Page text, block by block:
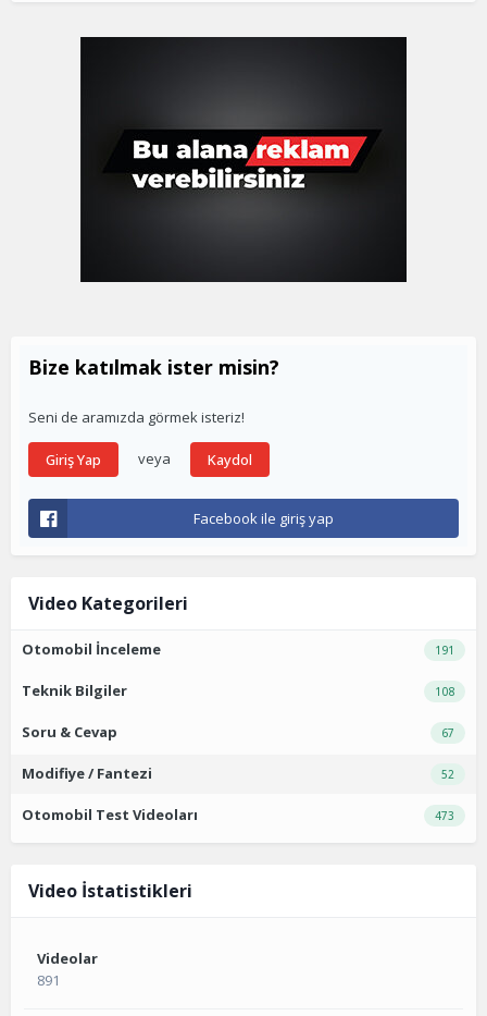
Bize katılmak ister misin?
Seni de aramızda görmek isteriz!
Giriş Yap veya Kaydol
Facebook ile giriş yap
Video Kategorileri
191
Otomobil İnceleme
108
Teknik Bilgiler
67
Soru & Cevap
52
Modifiye / Fantezi
473
Otomobil Test Videoları
Video İstatistikleri
Videolar
891